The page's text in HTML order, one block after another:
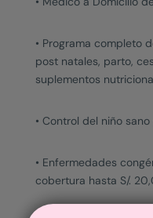
• Programa completo
post natales, parto,
suplementos
• Control del niño
• Enfermedades
cobertura hasta S/.